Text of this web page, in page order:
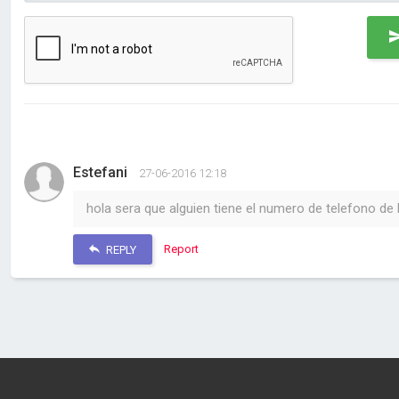
Estefani 27-06-2016 12:18
hola sera que alguien tiene el numero de telefono de
REPLY Report